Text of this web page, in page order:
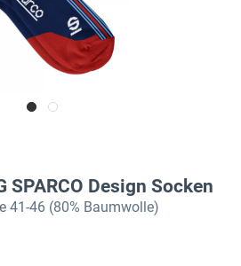
SPARCO Design Socken
41-46 (80% Baumwolle)